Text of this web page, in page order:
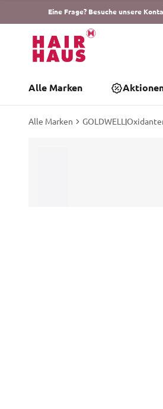
Eine Frage? Besuche unsere
Alle Marken
Alle Marken GOLDWELL |